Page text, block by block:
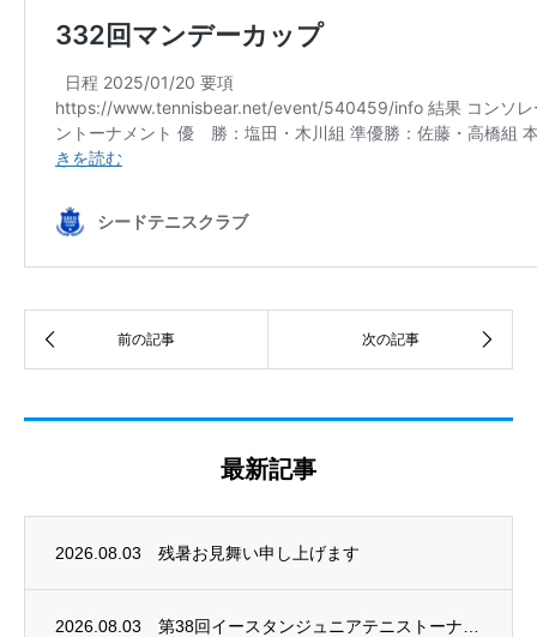
最新記事
2026.08.03 残暑お見舞い申し上げます
2026.08.03